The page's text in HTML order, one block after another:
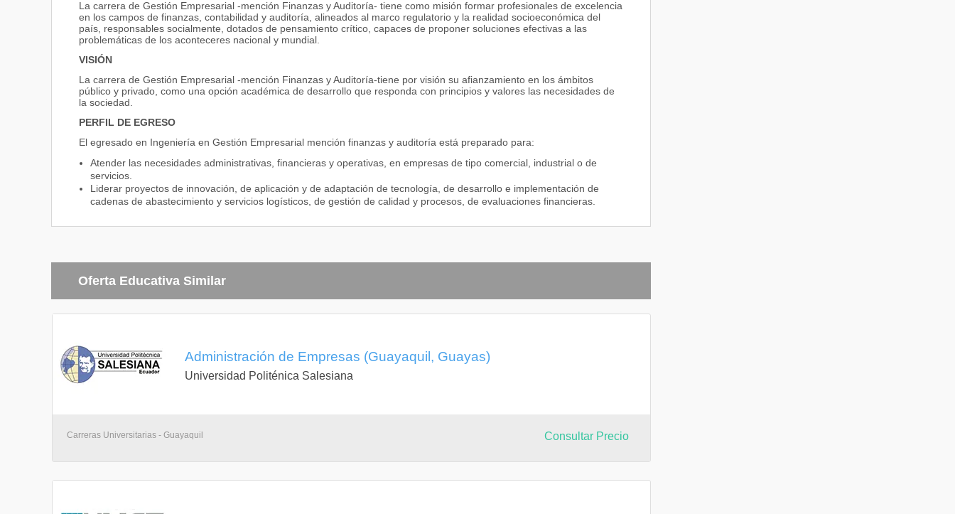
La carrera de Gestión Empresarial -mención Finanzas y Auditoría- tiene como misión formar profesionales de excelencia
en los campos de finanzas, contabilidad y auditoría, alineados al marco regulatorio y la realidad socioeconómica del
país, responsables socialmente, dotados de pensamiento crítico, capaces de proponer soluciones efectivas a las
problemáticas de los aconteceres nacional y mundial.
VISIÓN
La carrera de Gestión Empresarial -mención Finanzas y Auditoría-tiene por visión su afianzamiento en los ámbitos
público y privado, como una opción académica de desarrollo que responda con principios y valores las necesidades de
la sociedad.
PERFIL DE EGRESO
El egresado en Ingeniería en Gestión Empresarial mención finanzas y auditoría está preparado para:
Atender las necesidades administrativas, financieras y operativas, en empresas de tipo comercial, industrial o de
servicios.
Liderar proyectos de innovación, de aplicación y de adaptación de tecnología, de desarrollo e implementación de
cadenas de abastecimiento y servicios logísticos, de gestión de calidad y procesos, de evaluaciones financieras.
Oferta Educativa Similar
Administración de Empresas (Guayaquil, Guayas)
Universidad Politénica Salesiana
Carreras Universitarias - Guayaquil Consultar Precio